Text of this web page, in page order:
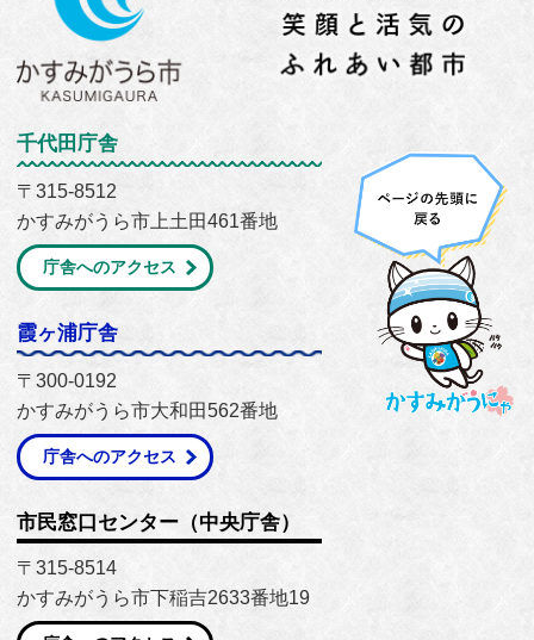
千代田庁舎
〒315-8512
かすみがうら市上土田461番地
庁舎へのアクセス
霞ヶ浦庁舎
〒300-0192
かすみがうら市大和田562番地
庁舎へのアクセス
市民窓口センター（中央庁舎）
〒315-8514
かすみがうら市下稲吉2633番地19